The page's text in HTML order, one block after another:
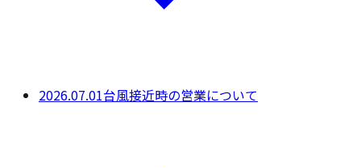
2026.07.01台風接近時の営業について